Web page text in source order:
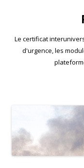
Le certificat
d'urgence, les